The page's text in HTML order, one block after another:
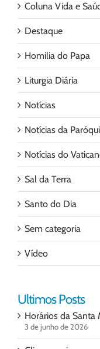
Coluna Vida e
Destaque
Homilia do Papa
Liturgia Diária
Notícias
Notícias da
Notícias do
Sal da Terra
Santo do Dia
Sem categoria
Vídeo
Ultimos Posts
Horários da Santa
3 de junho de 2026